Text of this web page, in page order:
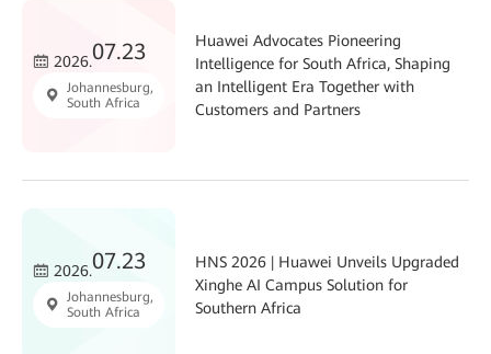
2026.07.23
Johannesburg,
South Africa
Huawei Advocates Pioneering
Intelligence for South Africa, Shaping
an Intelligent Era Together with
Customers and Partners
2026.07.23
Johannesburg,
South Africa
HNS 2026 | Huawei Unveils Upgraded
Xinghe AI Campus Solution for
Southern Africa